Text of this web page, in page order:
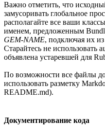
Важно отметить, что
замусоривать глобальное
располагайте все ваши
именем, предложенным
GEM-NAME, подключая их
Старайтесь не использовать
объявлена устаревшей для
По возможности все файлы
использовать разметку
README.md).
Документирование кода